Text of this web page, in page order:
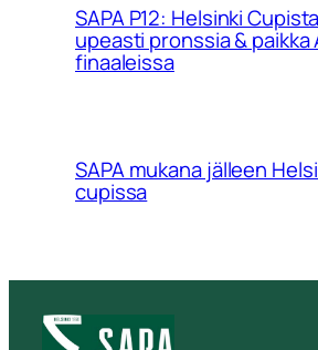
SAPA P12: Helsinki Cupista
upeasti pronssia & paikka
finaaleissa
SAPA mukana jälleen
cupissa